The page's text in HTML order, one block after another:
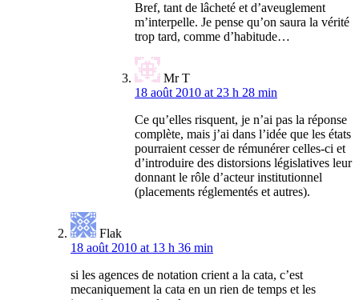
Bref, tant de lâcheté et d’aveuglement
m’interpelle. Je pense qu’on saura la vérité
trop tard, comme d’habitude…
Mr T
18 août 2010 at 23 h 28 min
Ce qu’elles risquent, je n’ai pas la réponse
complète, mais j’ai dans l’idée que les états
pourraient cesser de rémunérer celles-ci et
d’introduire des distorsions législatives leur
donnant le rôle d’acteur institutionnel
(placements réglementés et autres).
Flak
18 août 2010 at 13 h 36 min
si les agences de notation crient a la cata, c’est
mecaniquement la cata en un rien de temps et les